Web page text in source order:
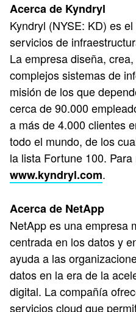
Acerca de Kyndryl
Kyndryl (NYSE: KD) es
servicios de
La empresa diseña,
complejos sistemas de
misión de los que
cerca de 90.000
a más de 4.000 clientes
todo el mundo, de los
la lista Fortune 100.
www.kyndryl.com.
Acerca de NetApp
NetApp es una empresa
centrada en los datos y
ayuda a las
datos en la era de la
digital. La compañía
servicios cloud que